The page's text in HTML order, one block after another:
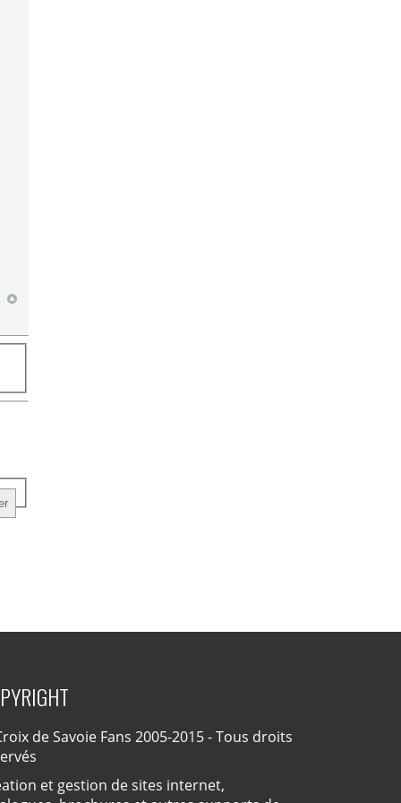
de Savoie Fans 2005-2015 - Tous droits
et gestion de sites internet,